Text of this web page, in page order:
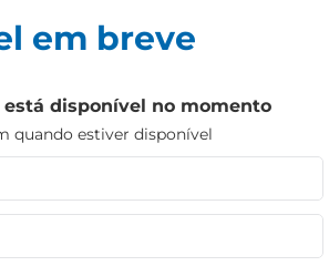
em breve
disponível no momento
quando estiver disponível